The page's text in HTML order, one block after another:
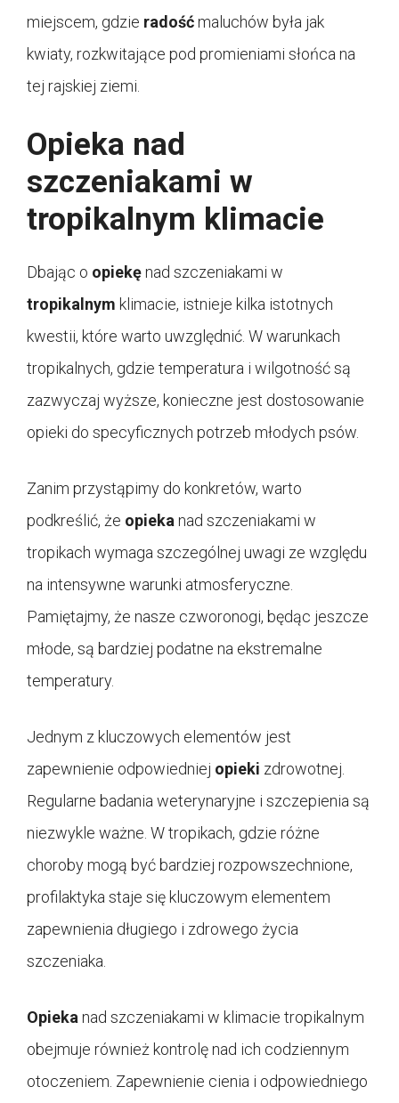
miejscem, gdzie radośćmaluchów była jak
kwiaty, rozkwitające pod promieniami słońca na
tej rajskiej ziemi.
Opieka nad
szczeniakami w
tropikalnym klimacie
Dbając o opiekęnad szczeniakami w
tropikalnym klimacie, istnieje kilka istotnych
kwestii, które warto uwzględnić. W warunkach
tropikalnych, gdzie temperatura i wilgotność są
zazwyczaj wyższe, konieczne jest dostosowanie
opieki do specyficznych potrzeb młodych psów.
Zanim przystąpimy do konkretów, warto
podkreślić, że opieka nad szczeniakami w
tropikach wymaga szczególnej uwagi ze względu
na intensywne warunki atmosferyczne.
Pamiętajmy, że nasze czworonogi, będąc jeszcze
młode, są bardziej podatne na ekstremalne
temperatury.
Jednym z kluczowych elementów jest
zapewnienie odpowiedniej opieki zdrowotnej.
Regularne badania weterynaryjne i szczepienia są
niezwykle ważne. W tropikach, gdzie różne
choroby mogą być bardziej rozpowszechnione,
profilaktyka staje się kluczowym elementem
zapewnienia długiego i zdrowego życia
szczeniaka.
Opieka nad szczeniakami w klimacie tropikalnym
obejmuje również kontrolę nad ich codziennym
otoczeniem. Zapewnienie cienia i odpowiedniego